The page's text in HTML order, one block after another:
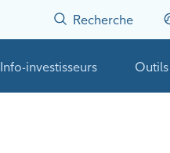
Recherche
Info-investisseurs